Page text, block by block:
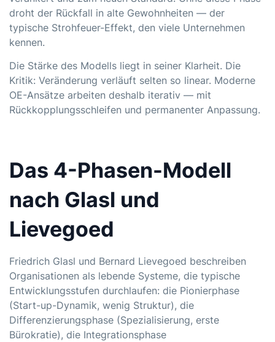
droht der Rückfall in alte Gewohnheiten — der
typische Strohfeuer-Effekt, den viele Unternehmen
kennen.
Die Stärke des Modells liegt in seiner Klarheit. Die
Kritik: Veränderung verläuft selten so linear. Moderne
OE-Ansätze arbeiten deshalb iterativ — mit
Rückkopplungsschleifen und permanenter Anpassung.
Das 4-Phasen-Modell
nach Glasl und
Lievegoed
Friedrich Glasl und Bernard Lievegoed beschreiben
Organisationen als lebende Systeme, die typische
Entwicklungsstufen durchlaufen: die Pionierphase
(Start-up-Dynamik, wenig Struktur), die
Differenzierungsphase (Spezialisierung, erste
Bürokratie), die Integrationsphase